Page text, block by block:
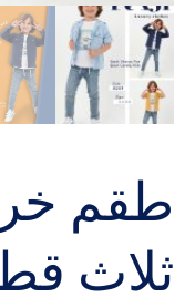
طقم
ثلاث قطع 2-